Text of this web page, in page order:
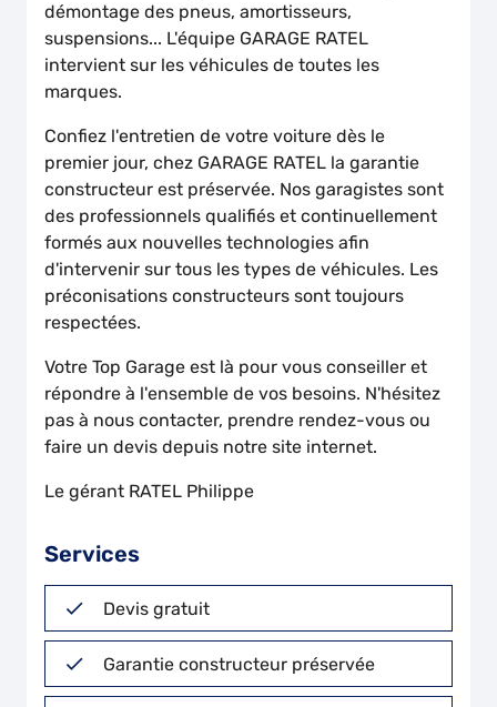
démontage des pneus, amortisseurs,
suspensions... L'équipe GARAGE RATEL
intervient sur les véhicules de toutes les
marques.
Confiez l'entretien de votre voiture dès le
premier jour, chez GARAGE RATEL la garantie
constructeur est préservée. Nos garagistes sont
des professionnels qualifiés et continuellement
formés aux nouvelles technologies afin
d'intervenir sur tous les types de véhicules. Les
préconisations constructeurs sont toujours
respectées.
Votre Top Garage est là pour vous conseiller et
répondre à l'ensemble de vos besoins. N'hésitez
pas à nous contacter, prendre rendez-vous ou
faire un devis depuis notre site internet.
Le gérant RATEL Philippe
Services
Devis gratuit
Garantie constructeur préservée